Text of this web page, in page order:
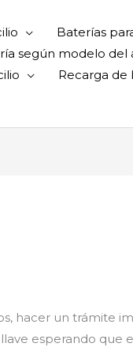
Baterías
según modelo del
Recarga de
hacer un trámite
esperando que